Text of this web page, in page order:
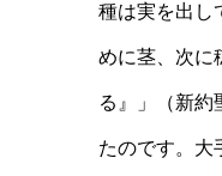
種は実を出し
めに茎、次に
る』」（新約
たのです。大